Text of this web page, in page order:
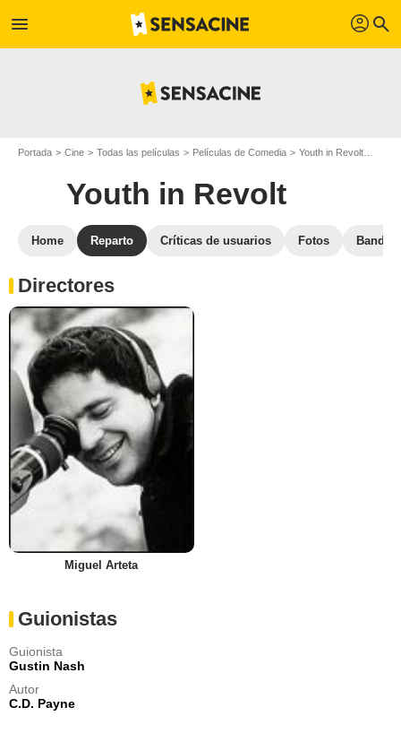
menu profil search
Portada Cine Todas las películas Películas de Comedia Youth in Revolt
Youth in Revolt
Home Reparto Críticas de usuarios Fotos Banda
Directores
Miguel Arteta
Guionistas
Guionista
Gustin Nash
Autor
C.D. Payne